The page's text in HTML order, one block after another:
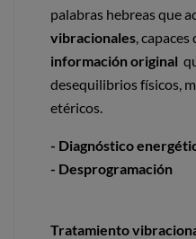
palabras hebreas que
vibracionales, capaces
información original
desequilibrios físicos,
etéricos.
- Diagnóstico
- Desprogramación
Tratamiento